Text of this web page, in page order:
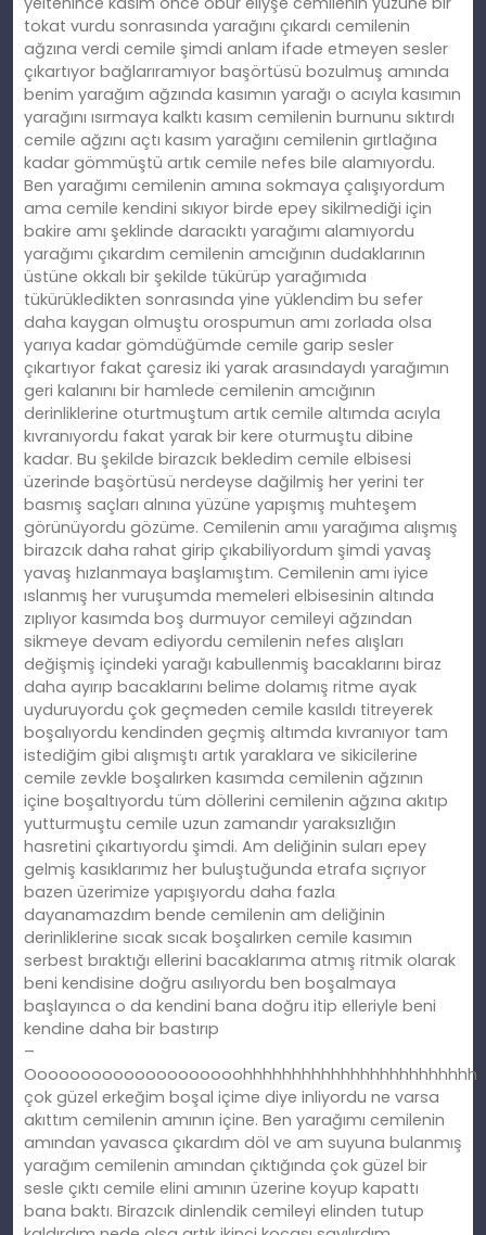
tokat vurdu sonrasında yarağını çıkardı cemilenin
ağzına verdi cemile şimdi anlam ifade etmeyen sesler
çıkartıyor bağlarıramıyor başörtüsü bozulmuş amında
benim yarağım ağzında kasımın yarağı o acıyla kasımın
yarağını ısırmaya kalktı kasım cemilenin burnunu sıktırdı
cemile ağzını açtı kasım yarağını cemilenin gırtlağına
kadar gömmüştü artık cemile nefes bile alamıyordu.
Ben yarağımı cemilenin amına sokmaya çalışıyordum
ama cemile kendini sıkıyor birde epey sikilmediği için
bakire amı şeklinde daracıktı yarağımı alamıyordu
yarağımı çıkardım cemilenin amcığının dudaklarının
üstüne okkalı bir şekilde tükürüp yarağımıda
tükürükledikten sonrasında yine yüklendim bu sefer
daha kaygan olmuştu orospumun amı zorlada olsa
yarıya kadar gömdüğümde cemile garip sesler
çıkartıyor fakat çaresiz iki yarak arasındaydı yarağımın
geri kalanını bir hamlede cemilenin amcığının
derinliklerine oturtmuştum artık cemile altımda acıyla
kıvranıyordu fakat yarak bir kere oturmuştu dibine
kadar. Bu şekilde birazcık bekledim cemile elbisesi
üzerinde başörtüsü nerdeyse dağilmiş her yerini ter
basmış saçları alnına yüzüne yapışmış muhteşem
görünüyordu gözüme. Cemilenin amıı yarağıma alışmış
birazcık daha rahat girip çıkabiliyordum şimdi yavaş
yavaş hızlanmaya başlamıştım. Cemilenin amı iyice
ıslanmış her vuruşumda memeleri elbisesinin altında
zıplıyor kasımda boş durmuyor cemileyi ağzından
sikmeye devam ediyordu cemilenin nefes alışları
değişmiş içindeki yarağı kabullenmiş bacaklarını biraz
daha ayırıp bacaklarını belime dolamış ritme ayak
uyduruyordu çok geçmeden cemile kasıldı titreyerek
boşalıyordu kendinden geçmiş altımda kıvranıyor tam
istediğim gibi alışmıştı artık yaraklara ve sikicilerine
cemile zevkle boşalırken kasımda cemilenin ağzının
içine boşaltıyordu tüm döllerini cemilenin ağzına akıtıp
yutturmuştu cemile uzun zamandır yaraksızlığın
hasretini çıkartıyordu şimdi. Am deliğinin suları epey
gelmiş kasıklarımız her buluştuğunda etrafa sıçrıyor
bazen üzerimize yapışıyordu daha fazla
dayanamazdım bende cemilenin am deliğinin
derinliklerine sıcak sıcak boşalırken cemile kasımın
serbest bıraktığı ellerini bacaklarıma atmış ritmik olarak
beni kendisine doğru asılıyordu ben boşalmaya
başlayınca o da kendini bana doğru itip elleriyle beni
kendine daha bir bastırıp
–
Oooooooooooooooooooohhhhhhhhhhhhhhhhhhhhhhhh
çok güzel erkeğim boşal içime diye inliyordu ne varsa
akıttım cemilenin amının içine. Ben yarağımı cemilenin
amından yavasca çıkardım döl ve am suyuna bulanmış
yarağım cemilenin amından çıktığında çok güzel bir
sesle çıktı cemile elini amının üzerine koyup kapattı
bana baktı. Birazcık dinlendik cemileyi elinden tutup